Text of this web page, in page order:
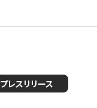
プレスリリース